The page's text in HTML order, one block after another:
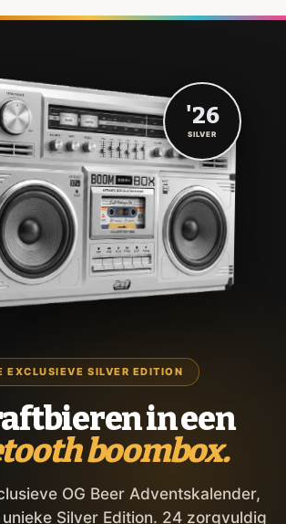
EXCLUSIEVE SILVER EDITION
in een
boombox.
OG Beer Adventskalender,
Silver Edition. 24 zorgvuldig
'26
SILVER